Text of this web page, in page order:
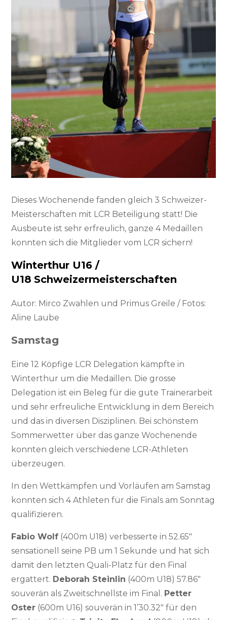
Dieses Wochenende fanden gleich 3 Schweizer-
Meisterschaften mit LCR Beteiligung statt! Die
Ausbeute ist sehr erfreulich, ganze 4 Medaillen
konnten sich die Mitglieder vom LCR sichern!
Winterthur U16 /
U18 Schweizermeisterschaften
Autor: Mirco Zwahlen und Primus Greile / Fotos:
Aline Laube
Samstag
Eine 12 Köpfige LCR Delegation kämpfte in
Winterthur um die Medaillen. Die grosse
Delegation ist ein Beleg für die gute Trainerarbeit
und sehr erfreuliche Entwicklung in dem Bereich
und das in diversen Disziplinen. Bei schönstem
Sommerwetter über das ganze Wochenende
konnten gleich verschiedene LCR-Athleten
überzeugen.
In den Wettkämpfen und Vorläufen am Samstag
konnten sich 4 Athleten für die Finals am Sonntag
qualifizieren.
Fabio Wolf (400m U18) verbesserte in 52.65″
sensationell seine PB um 1 Sekunde und hat sich
damit den letzten Quali-Platz für den Final
ergattert. Deborah Steinlin (400m U18) 57.86″
souverän als Zweitschnellste im Final. Petter
Oster (600m U16) souverän in 1’30.32″ für den